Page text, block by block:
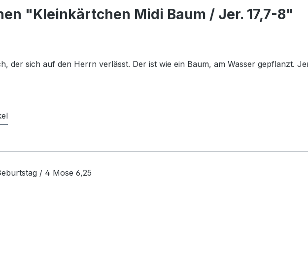
"Kleinkärtchen Midi Baum / Jer. 17,7-8"
der sich auf den Herrn verlässt. Der ist wie ein Baum, am Wasser gepflanzt.